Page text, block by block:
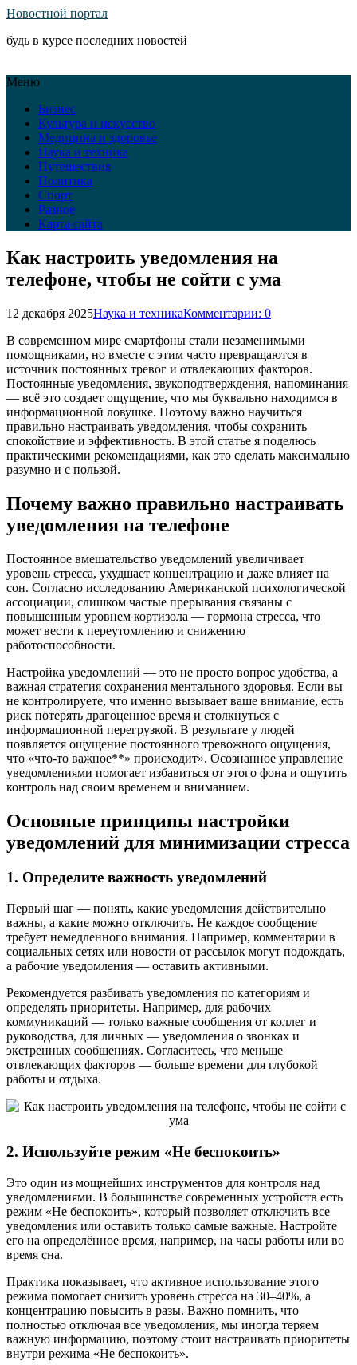
Новостной портал
будь в курсе последних новостей
Меню
Бизнес
Культура и искусство
Медицина и здоровье
Наука и техника
Путешествия
Политика
Спорт
Разное
Карта сайта
Как настроить уведомления на
телефоне, чтобы не сойти с ума
12 декабря 2025Наука и техникаКомментарии: 0
В современном мире смартфоны стали незаменимыми
помощниками, но вместе с этим часто превращаются в
источник постоянных тревог и отвлекающих факторов.
Постоянные уведомления, звукоподтверждения, напоминания
— всё это создает ощущение, что мы буквально находимся в
информационной ловушке. Поэтому важно научиться
правильно настраивать уведомления, чтобы сохранить
спокойствие и эффективность. В этой статье я поделюсь
практическими рекомендациями, как это сделать максимально
разумно и с пользой.
Почему важно правильно настраивать
уведомления на телефоне
Постоянное вмешательство уведомлений увеличивает
уровень стресса, ухудшает концентрацию и даже влияет на
сон. Согласно исследованию Американской психологической
ассоциации, слишком частые прерывания связаны с
повышенным уровнем кортизола — гормона стресса, что
может вести к переутомлению и снижению
работоспособности.
Настройка уведомлений — это не просто вопрос удобства, а
важная стратегия сохранения ментального здоровья. Если вы
не контролируете, что именно вызывает ваше внимание, есть
риск потерять драгоценное время и столкнуться с
информационной перегрузкой. В результате у людей
появляется ощущение постоянного тревожного ощущения,
что «что-то важное**» происходит». Осознанное управление
уведомлениями помогает избавиться от этого фона и ощутить
контроль над своим временем и вниманием.
Основные принципы настройки
уведомлений для минимизации стресса
1. Определите важность уведомлений
Первый шаг — понять, какие уведомления действительно
важны, а какие можно отключить. Не каждое сообщение
требует немедленного внимания. Например, комментарии в
социальных сетях или новости от рассылок могут подождать,
а рабочие уведомления — оставить активными.
Рекомендуется разбивать уведомления по категориям и
определять приоритеты. Например, для рабочих
коммуникаций — только важные сообщения от коллег и
руководства, для личных — уведомления о звонках и
экстренных сообщениях. Согласитесь, что меньше
отвлекающих факторов — больше времени для глубокой
работы и отдыха.
2. Используйте режим «Не беспокоить»
Это один из мощнейших инструментов для контроля над
уведомлениями. В большинстве современных устройств есть
режим «Не беспокоить», который позволяет отключить все
уведомления или оставить только самые важные. Настройте
его на определённое время, например, на часы работы или во
время сна.
Практика показывает, что активное использование этого
режима помогает снизить уровень стресса на 30–40%, а
концентрацию повысить в разы. Важно помнить, что
полностью отключая все уведомления, мы иногда теряем
важную информацию, поэтому стоит настраивать приоритеты
внутри режима «Не беспокоить».